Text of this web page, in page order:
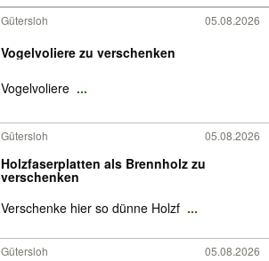
Gütersloh 05.08.2026
Vogelvoliere zu verschenken
Vogelvoliere ...
Gütersloh 05.08.2026
Holzfaserplatten als Brennholz zu
verschenken
Verschenke hier so dünne Holzf ...
Gütersloh 05.08.2026